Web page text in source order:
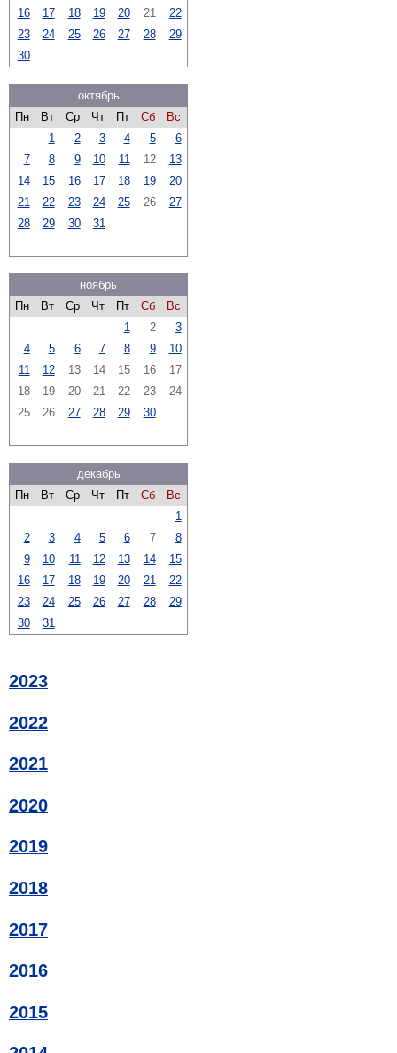
16
17 18 19 20 21
22
23
24 25 26 27 28
29
30
октябрь
Пн
Вт Ср Чт Пт Сб
Вс
1
2 3 4 5
6
7
8 9 10 11 12
13
14
15 16 17 18 19
20
21
22 23 24 25 26
27
28
29 30 31
ноябрь
Пн
Вт Ср Чт Пт Сб
Вс
1
2
3
4
5 6 7 8 9
10
11
12 13 14 15 16
17
18
19 20 21 22 23
24
25
26 27 28 29 30
декабрь
Пн
Вт Ср Чт Пт Сб
Вс
1
2
3 4 5 6 7
8
9
10 11 12 13 14
15
16
17 18 19 20 21
22
23
24 25 26 27 28
29
30
31
2023
2022
2021
2020
2019
2018
2017
2016
2015